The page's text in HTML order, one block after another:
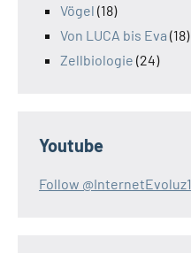
Vögel (18)
Von LUCA bis Eva (18)
Zellbiologie (24)
Youtube
Follow @InternetEvoluz1